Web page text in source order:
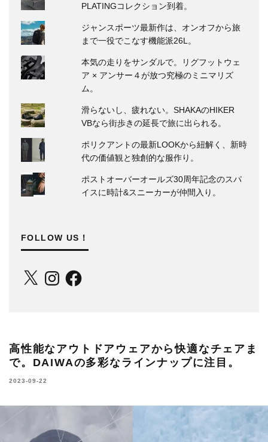
PLATINGコレクション到着。
ジャンスポーツ最新作は、オンオフから旅
まで一役でこなす機能派26L。
本気の走りをサンダルで。リグフットウェ
ア × アンサー４が放つ究極のミニマリズ
ム。
滑らないし、疲れない。SHAKAのHIKER
VBなら街歩きの延長で旅に出られる。
ポリクアントの最新LOOKから紐解く、新時
代の価値観と独創的な服作り。
ポストオーバーオールズ30周年記念のスパ
イスに時計&スニーカーが仲間入り。
FOLLOW US！
X InstagramFacebook
高性能なアウトドアウェアから快適なチェアま
で。DAIWAの多彩なラインナップに注目。
2023-09-22